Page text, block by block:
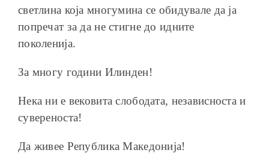
ПРМ 2009-2019
светлина која многумина се обидувале да ја
попречат за да не стигне до идните
поколенија.
За многу години Илинден!
Нека ни е вековита слободата, независноста и
сувереноста!
Да живее Република Македонија!